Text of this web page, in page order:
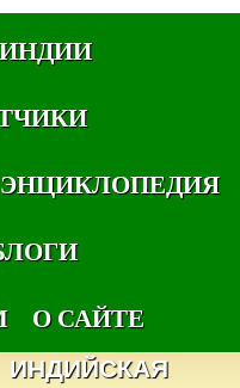
ЭНЦИКЛОПЕДИЯ
О САЙТЕ
ИНДИЙСКАЯ